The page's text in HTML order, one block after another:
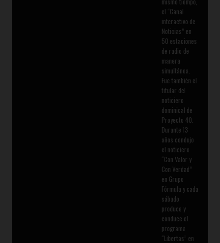
el “Canal
interactivo de
Noticias” en
50 estaciones
de radio de
manera
simultánea.
Fue también el
titular del
noticiero
dominical de
Proyecto 40.
Durante 13
años condujo
el noticiero
“Con Valor y
Con Verdad”
en Grupo
Fórmula y cada
sábado
produce y
conduce el
programa
“Libertas” en